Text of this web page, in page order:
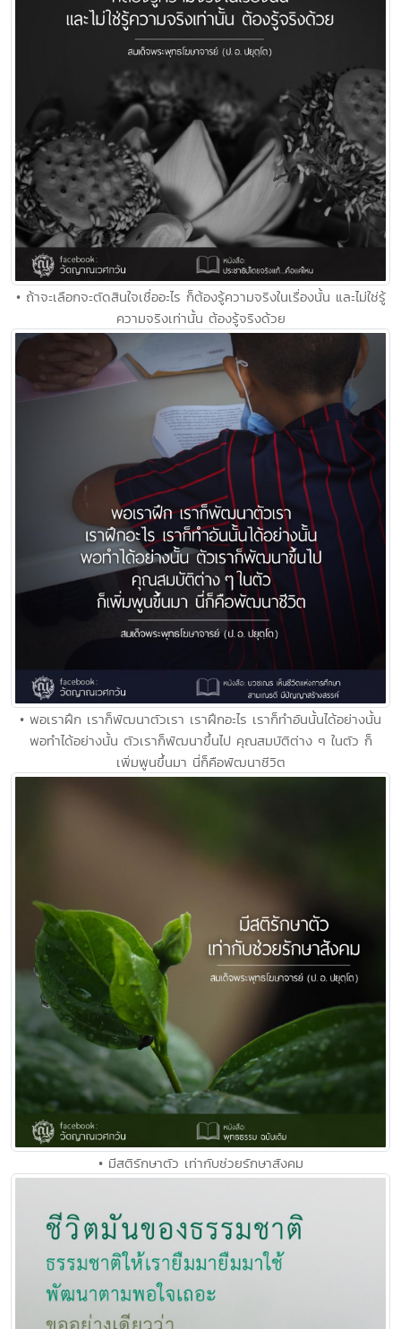
• ถ้าจะเลือกจะตัดสินใจเชื่ออะไร ก็ต้องรู้ความจริงในเรื่องนั้น และไม่ใช่รู้
ความจริงเท่านั้น ต้องรู้จริงด้วย
• พอเราฝึก เราก็พัฒนาตัวเรา เราฝึกอะไร เราก็ทำอันนั้นได้อย่างนั้น
พอทำได้อย่างนั้น ตัวเราก็พัฒนาขึ้นไป คุณสมบัติต่าง ๆ ในตัว ก็
เพิ่มพูนขึ้นมา นี่ก็คือพัฒนาชีวิต
• มีสติรักษาตัว เท่ากับช่วยรักษาสังคม